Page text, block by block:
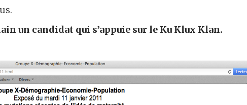
un candidat qui s’appuie sur le Ku Klux Klan.